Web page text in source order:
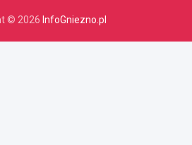
© 2026 InfoGniezno.pl